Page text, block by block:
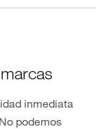
inmediata
podemos